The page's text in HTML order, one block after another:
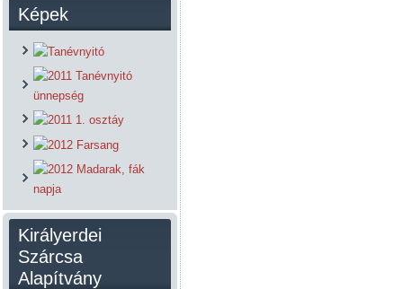
Képek
Királyerdei
Szárcsa
Alapítvány